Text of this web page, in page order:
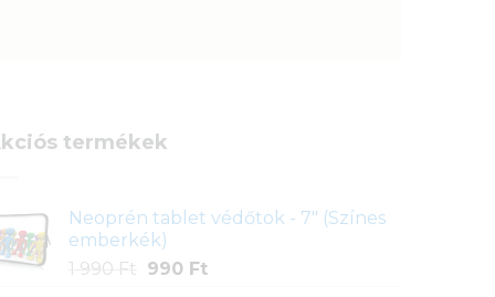
termékek
Neoprén tablet védőtok - 7" (Színes
emberkék)
1 990 Ft
Original
990 FtCurrent